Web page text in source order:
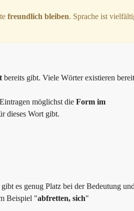
freundlich bleiben. Sprache ist
bereits gibt. Viele Wörter existieren
möglichst die Form im
dieses Wort gibt.
es genug Platz bei der Bedeutung
Beispiel "abfretten, sich"